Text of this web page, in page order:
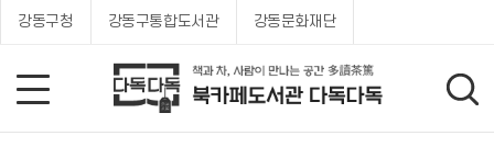
강동구청 강동구통합도서관 강동문화재단